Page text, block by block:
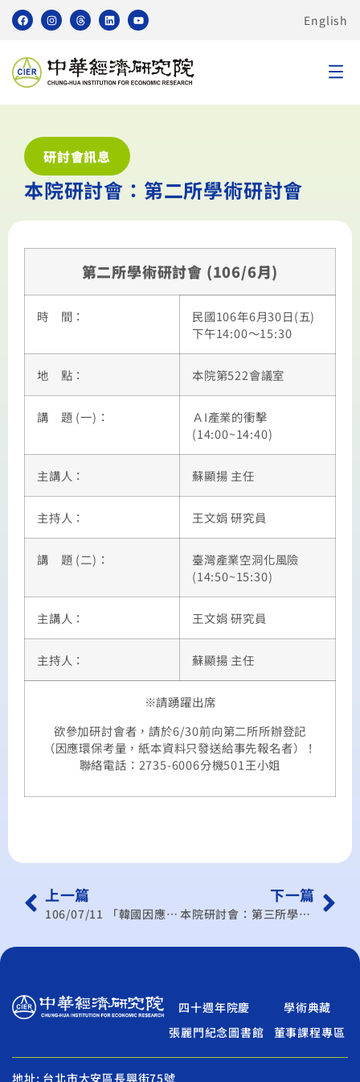
English
研討會訊息
本院研討會：第二所學術研討會
第二所學術研討會 (106/6月)
時 間：
民國106年6月30日(五)
下午14:00～15:30
地 點： 本院第522會議室
講 題 (一)：
ＡI產業的衝擊
(14:00~14:40)
主講人： 蘇顯揚 主任
主持人： 王文娟 研究員
講 題 (二)：
臺灣產業空洞化風險
(14:50~15:30)
主講人： 王文娟 研究員
主持人： 蘇顯揚 主任
※請踴躍出席
欲參加研討會者，請於6/30前向第二所所辦登記
（因應環保考量，紙本資料只發送給事先報名者）！
聯絡電話：2735-6006分機501王小姐
上一篇
106/07/11 「韓國因應區域經濟整合情勢變化之做法」座談會
下一篇
本院研討會：第三所學術研討會
四十週年院慶
學術典藏
張麗門紀念圖書館
董事課程專區
地址: 台北市大安區長興街75號